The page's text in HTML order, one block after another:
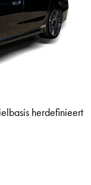
herdefinieert